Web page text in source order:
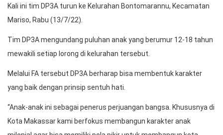
Kali ini tim DP3A turun ke Kelurahan Bontomarannu, Kecamatan
Mariso, Rabu (13/7/22).
Tim DP3A mengundang puluhan anak yang berumur 12-18 tahun
mewakili setiap lorong di kelurahan tersebut.
Melalui FA tersebut DP3A berharap bisa membentuk karakter
yang baik dengan prinsip sentuh hati.
“Anak-anak ini sebagai penerus perjuangan bangsa. Khususnya di
Kota Makassar kami berfokus membangun karakter anak